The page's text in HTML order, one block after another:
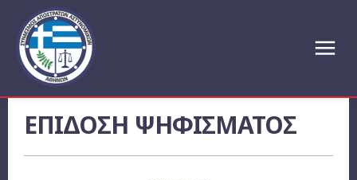
ΕΠΙΔΟΣΗ ΨΗΦΙΣΜΑΤΟΣ